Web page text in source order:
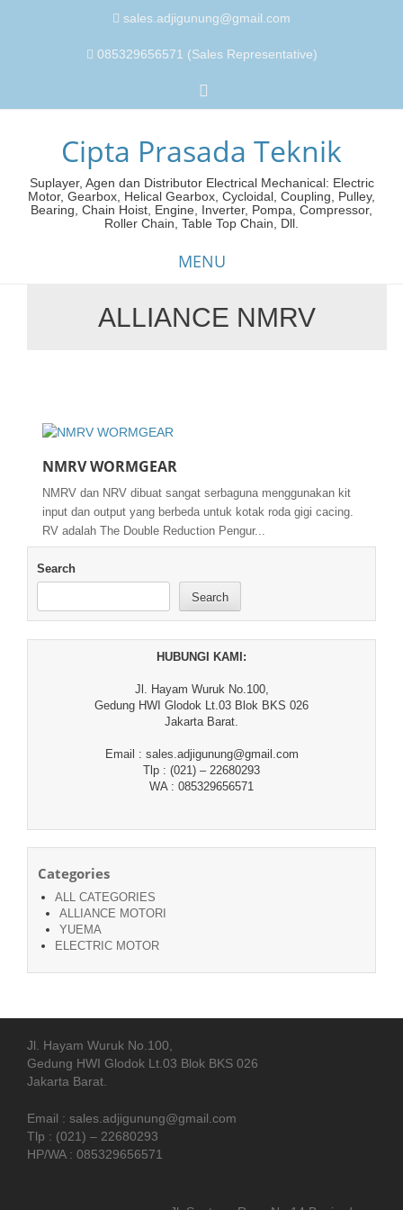
sales.adjigunung@gmail.com
085329656571 (Sales Representative)
Cipta Prasada Teknik
Suplayer, Agen dan Distributor Electrical Mechanical: Electric
Motor, Gearbox, Helical Gearbox, Cycloidal, Coupling, Pulley,
Bearing, Chain Hoist, Engine, Inverter, Pompa, Compressor,
Roller Chain, Table Top Chain, Dll.
MENU
ALLIANCE NMRV
NMRV WORMGEAR
NMRV dan NRV dibuat sangat serbaguna menggunakan kit
input dan output yang berbeda untuk kotak roda gigi cacing.
RV adalah The Double Reduction Pengur...
Search
Search
HUBUNGI KAMI:
Jl. Hayam Wuruk No.100,
Gedung HWI Glodok Lt.03 Blok BKS 026
Jakarta Barat.
Email : sales.adjigunung@gmail.com
Tlp : (021) – 22680293
WA : 085329656571
Categories
ALL CATEGORIES
ALLIANCE MOTORI
YUEMA
ELECTRIC MOTOR
Jl. Hayam Wuruk No.100,
Gedung HWI Glodok Lt.03 Blok BKS 026
Jakarta Barat.
Email : sales.adjigunung@gmail.com
Tlp : (021) – 22680293
HP/WA : 085329656571